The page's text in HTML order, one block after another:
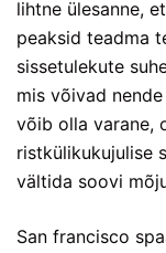
lihtne ülesanne,
peaksid teadma
sissetulekute
mis võivad
võib olla varane,
ristkülikukujulise
vältida soovi
San francisco